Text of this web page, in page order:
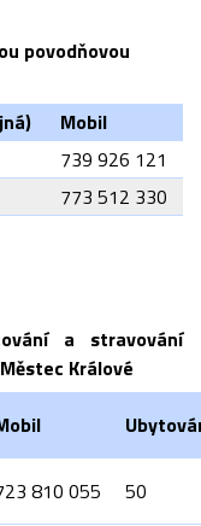
povodňovou
Mobil
739 926 121
773 512 330
a stravování
Králové
810 055 50